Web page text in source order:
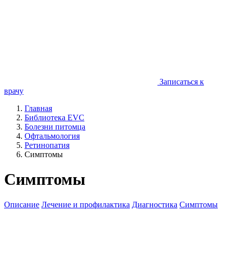
Записаться к
врачу
Главная
Библиотека EVC
Болезни питомца
Офтальмология
Ретинопатия
Симптомы
Симптомы
Описание Лечение и профилактика Диагностика Симптомы